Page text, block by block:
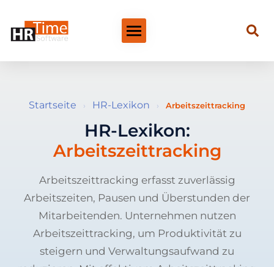
Startseite › HR-Lexikon › Arbeitszeittracking
HR-Lexikon:
Arbeitszeittracking
Arbeitszeittracking erfasst zuverlässig
Arbeitszeiten, Pausen und Überstunden der
Mitarbeitenden. Unternehmen nutzen
Arbeitszeittracking, um Produktivität zu
steigern und Verwaltungsaufwand zu